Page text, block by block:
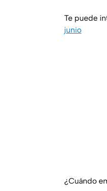
Te puede
junio
¿Cuándo